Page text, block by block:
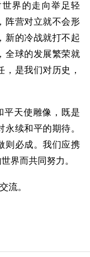
界的走向举足轻
阵营对立就不会形
新的冷战就打不起
全球的发展繁荣就
是我们对历史，
平天使雕像，既是
续和平的期待。
则必成。我们应携
界而共同努力。
流。